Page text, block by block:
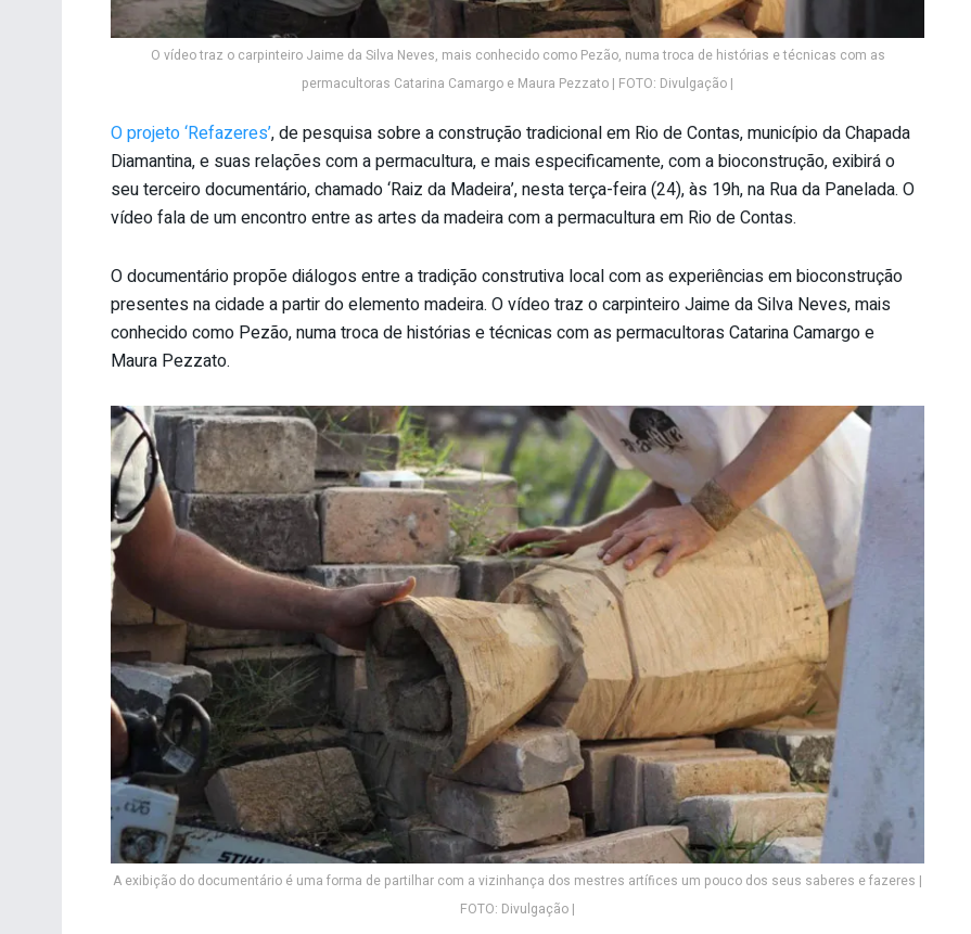
O vídeo traz o carpinteiro Jaime da Silva Neves, mais conhecido como Pezão, numa troca de histórias e técnicas com as
permacultoras Catarina Camargo e Maura Pezzato | FOTO: Divulgação |
O projeto ‘Refazeres’, de pesquisa sobre a construção tradicional em Rio de Contas, município da Chapada
Diamantina, e suas relações com a permacultura, e mais especificamente, com a bioconstrução, exibirá o
seu terceiro documentário, chamado ‘Raiz da Madeira’, nesta terça-feira (24), às 19h, na Rua da Panelada. O
vídeo fala de um encontro entre as artes da madeira com a permacultura em Rio de Contas.
O documentário propõe diálogos entre a tradição construtiva local com as experiências em bioconstrução
presentes na cidade a partir do elemento madeira. O vídeo traz o carpinteiro Jaime da Silva Neves, mais
conhecido como Pezão, numa troca de histórias e técnicas com as permacultoras Catarina Camargo e
Maura Pezzato.
A exibição do documentário é uma forma de partilhar com a vizinhança dos mestres artífices um pouco dos seus saberes e fazeres |
FOTO: Divulgação |